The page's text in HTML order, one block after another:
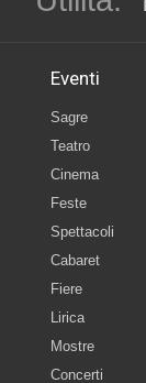
Eventi
Sagre
Teatro
Cinema
Feste
Spettacoli
Cabaret
Fiere
Lirica
Mostre
Concerti